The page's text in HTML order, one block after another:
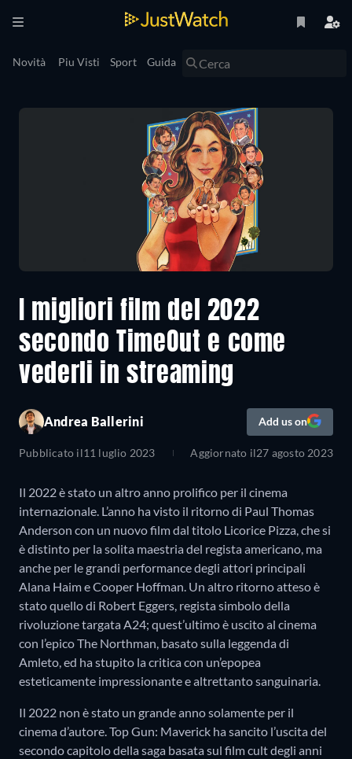
Novità Piu Visti Sport Guida
I migliori film del 2022
secondo TimeOut e come
vederli in streaming
Andrea Ballerini Add us on
Pubblicato il11 luglio 2023 Aggiornato il27 agosto 2023
Il 2022 è stato un altro anno prolifico per il cinema
internazionale. L’anno ha visto il ritorno di Paul Thomas
Anderson con un nuovo film dal titolo Licorice Pizza, che si
è distinto per la solita maestria del regista americano, ma
anche per le grandi performance degli attori principali
Alana Haim e Cooper Hoffman. Un altro ritorno atteso è
stato quello di Robert Eggers, regista simbolo della
rivoluzione targata A24; quest’ultimo è uscito al cinema
con l’epico The Northman, basato sulla leggenda di
Amleto, ed ha stupito la critica con un’epopea
esteticamente impressionante e altrettanto sanguinaria.
Il 2022 non è stato un grande anno solamente per il
cinema d’autore. Top Gun: Maverick ha sancito l’uscita del
secondo capitolo della saga basata sul film cult degli anni